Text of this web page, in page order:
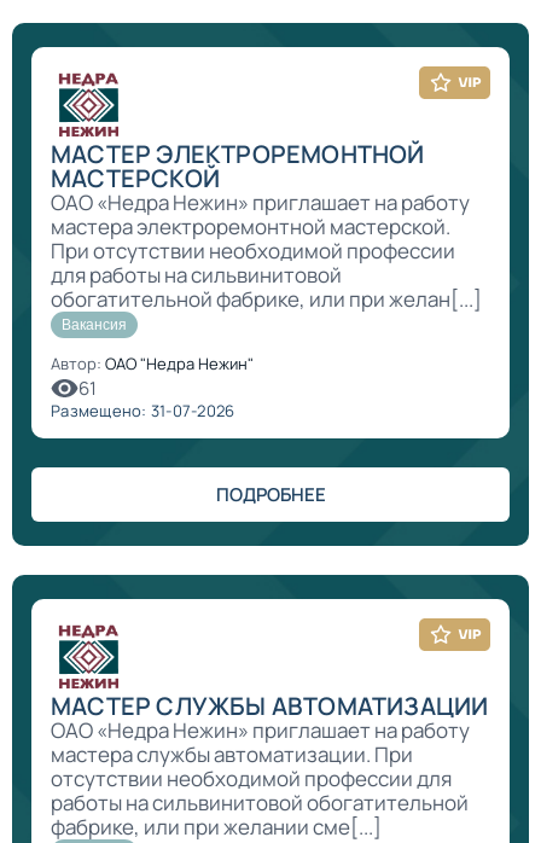
МАСТЕР ЭЛЕКТРОРЕМОНТНОЙ
МАСТЕРСКОЙ
ОАО «Недра Нежин» приглашает на работу
мастера электроремонтной мастерской.
При отсутствии необходимой профессии
для работы на сильвинитовой
обогатительной фабрике, или при желан[...]
Вакансия
Автор: ОАО "Недра Нежин"
61
Размещено: 31-07-2026
ПОДРОБНЕЕ
МАСТЕР СЛУЖБЫ АВТОМАТИЗАЦИИ
ОАО «Недра Нежин» приглашает на работу
мастера службы автоматизации. При
отсутствии необходимой профессии для
работы на сильвинитовой обогатительной
фабрике, или при желании сме[...]